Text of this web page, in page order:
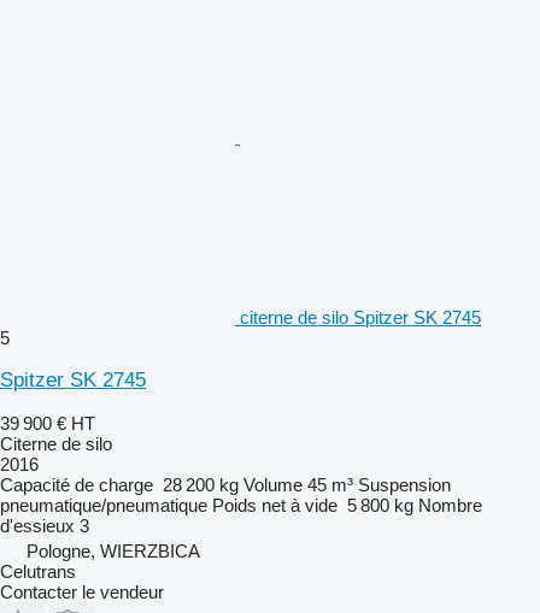
citerne de silo Spitzer SK 2745
5
Spitzer SK 2745
39 900 € HT
Citerne de silo
2016
Capacité de charge 28 200 kg Volume 45 m³ Suspension
pneumatique/pneumatique Poids net à vide 5 800 kg Nombre
d'essieux 3
Pologne, WIERZBICA
Celutrans
Contacter le vendeur